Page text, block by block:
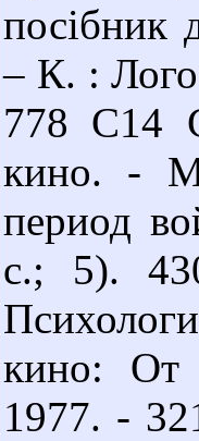
посібник
– К. :
778 С14
кино. -
период
с.; 5).
кино: От
1977. -